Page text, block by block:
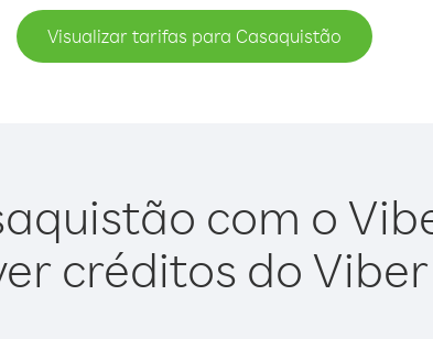
Visualizar tarifas para Casaquistão
com o
créditos do